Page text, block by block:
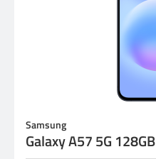
Samsung
Galaxy A57 5G 128GB